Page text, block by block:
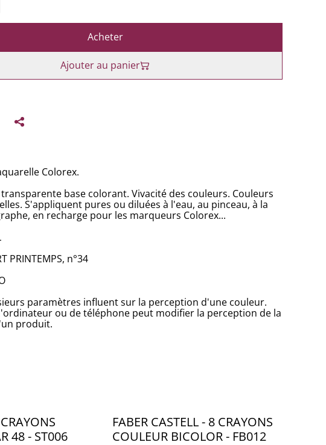
Acheter
Ajouter au panier
Colorex.
base colorant. Vivacité des couleurs. Couleurs
S'appliquent pures ou diluées à l'eau, au pinceau, à la
en recharge pour les marqueurs Colorex...
PRINTEMPS, n°34
paramètres influent sur la perception d'une couleur.
ou de téléphone peut modifier la perception de la
produit.
48 - ST006
FABER CASTELL - 8 CRAYONS
COULEUR BICOLOR - FB012